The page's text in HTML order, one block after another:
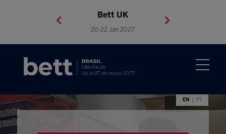
Bett UK
20-22 Jan 2027
Bett Brasil
05-08 Mai 2026
Bett Asia
23-24 Setembro 2026
Bett USA
8-10 November 2027
EN PT